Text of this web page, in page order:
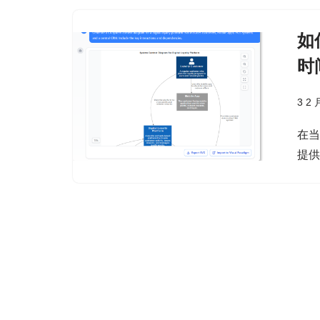
如
时
3 2
在
提